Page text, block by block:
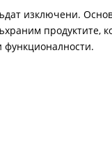
изключени.
продуктите,
функционалности.